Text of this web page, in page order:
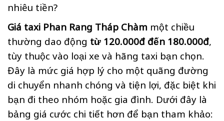
nhiêu tiền?
Giá taxi Phan Rang Tháp Chàm một chiều
thường dao động từ 120.000đ đến 180.000đ,
tùy thuộc vào loại xe và hãng taxi bạn chọn.
Đây là mức giá hợp lý cho một quãng đường
di chuyển nhanh chóng và tiện lợi, đặc biệt khi
bạn đi theo nhóm hoặc gia đình. Dưới đây là
bảng giá cước chi tiết hơn để bạn tham khảo: